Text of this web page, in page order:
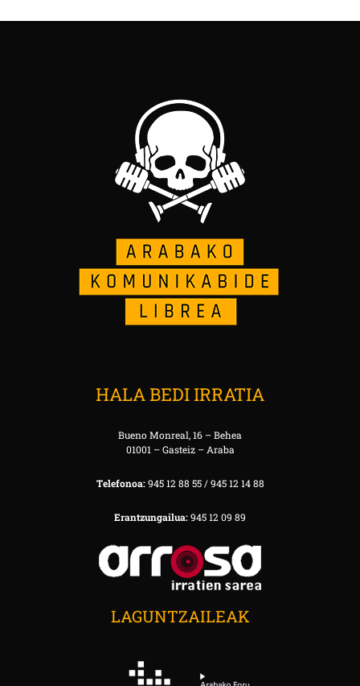
HALA BEDI IRRATIA
Bueno Monreal, 16 – Behea
01001 – Gasteiz – Araba
Telefonoa:945 12 88 55 / 945 12 14 88
Erantzungailua:945 12 09 89
LAGUNTZAILEAK